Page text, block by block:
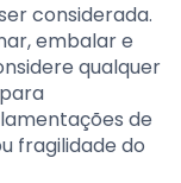
considerada.
embalar e
qualquer
de
fragilidade do